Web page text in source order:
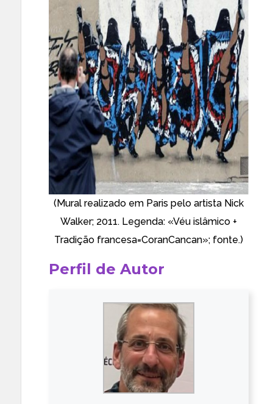
(Mural realizado em Paris pelo artista Nick
Walker; 2011. Legenda: «Véu islâmico +
Tradição francesa=CoranCancan»; fonte.)
Perfil de Autor